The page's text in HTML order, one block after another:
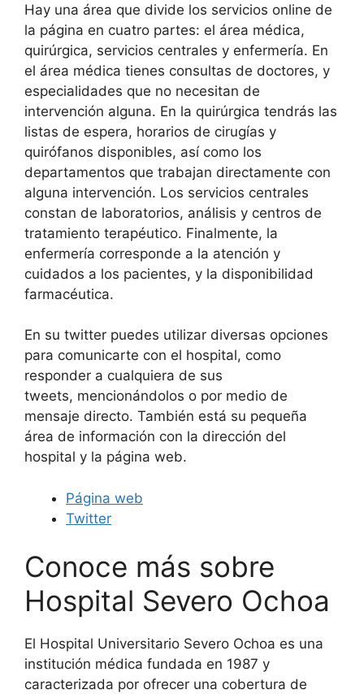
Hay una área que divide los servicios online de
la página en cuatro partes: el área médica,
quirúrgica, servicios centrales y enfermería. En
el área médica tienes consultas de doctores, y
especialidades que no necesitan de
intervención alguna. En la quirúrgica tendrás las
listas de espera, horarios de cirugías y
quirófanos disponibles, así como los
departamentos que trabajan directamente con
alguna intervención. Los servicios centrales
constan de laboratorios, análisis y centros de
tratamiento terapéutico. Finalmente, la
enfermería corresponde a la atención y
cuidados a los pacientes, y la disponibilidad
farmacéutica.
En su twitter puedes utilizar diversas opciones
para comunicarte con el hospital, como
responder a cualquiera de sus
tweets, mencionándolos o por medio de
mensaje directo. También está su pequeña
área de información con la dirección del
hospital y la página web.
Página web
Twitter
Conoce más sobre
Hospital Severo Ochoa
El Hospital Universitario Severo Ochoa es una
institución médica fundada en 1987 y
caracterizada por ofrecer una cobertura de